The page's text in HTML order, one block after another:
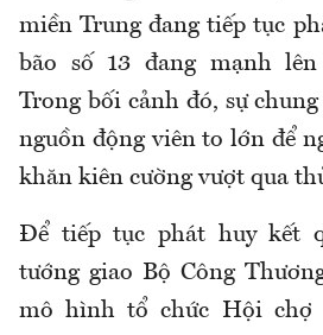
miền Trung đang tiếp tục
bão số 13 đang mạnh
Trong bối cảnh đó, sự
nguồn động viên to lớn để
khăn kiên cường vượt qua
Để tiếp tục phát huy kết
tướng giao Bộ Công
mô hình tổ chức Hội chợ